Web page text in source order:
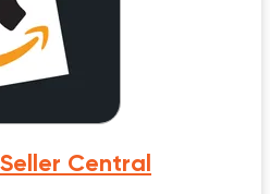
Central